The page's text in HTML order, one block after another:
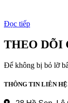
Đọc tiếp
THEO DÕI
Để không bị bỏ lỡ
THÔNG TIN LIÊN HỆ